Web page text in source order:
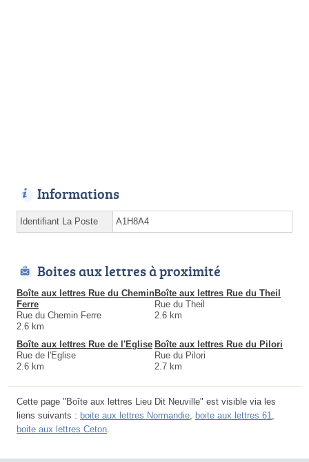
Informations
Identifiant La Poste A1H8A4
Boites aux lettres à proximité
Boîte aux lettres Rue du Chemin
Ferre
Rue du Chemin Ferre
2.6 km
Boîte aux lettres Rue du Theil
Rue du Theil
2.6 km
Boîte aux lettres Rue de l'Eglise
Rue de l'Eglise
2.6 km
Boîte aux lettres Rue du Pilori
Rue du Pilori
2.7 km
Cette page "Boîte aux lettres Lieu Dit Neuville" est visible via les
liens suivants : boite aux lettres Normandie, boite aux lettres 61,
boite aux lettres Ceton.